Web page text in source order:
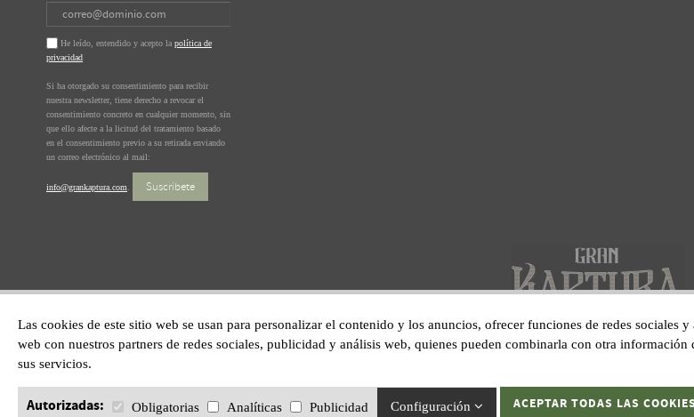
Las cookies de este sitio web se usan para personalizar el contenido y los anuncios, ofrecer funciones de redes
web con nuestros partners de redes sociales, publicidad y análisis web, quienes pueden combinarla con otra
sus servicios.
Autorizadas: Obligatorias Analíticas Publicidad Configuración ACEPTAR TODAS LAS COOKIES
He leído, entendido y acepto la política de
privacidad
Si ha otorgado su consentimiento para recibir
nuestra newsletter, tiene derecho a revocar el
consentimiento concreto en cualquier momento, sin
que ello afecte a la licitud del tratamiento basado
en el consentimiento previo a su retirada enviando
un correo electrónico al mail:
info@grankaptura.com Suscríbete